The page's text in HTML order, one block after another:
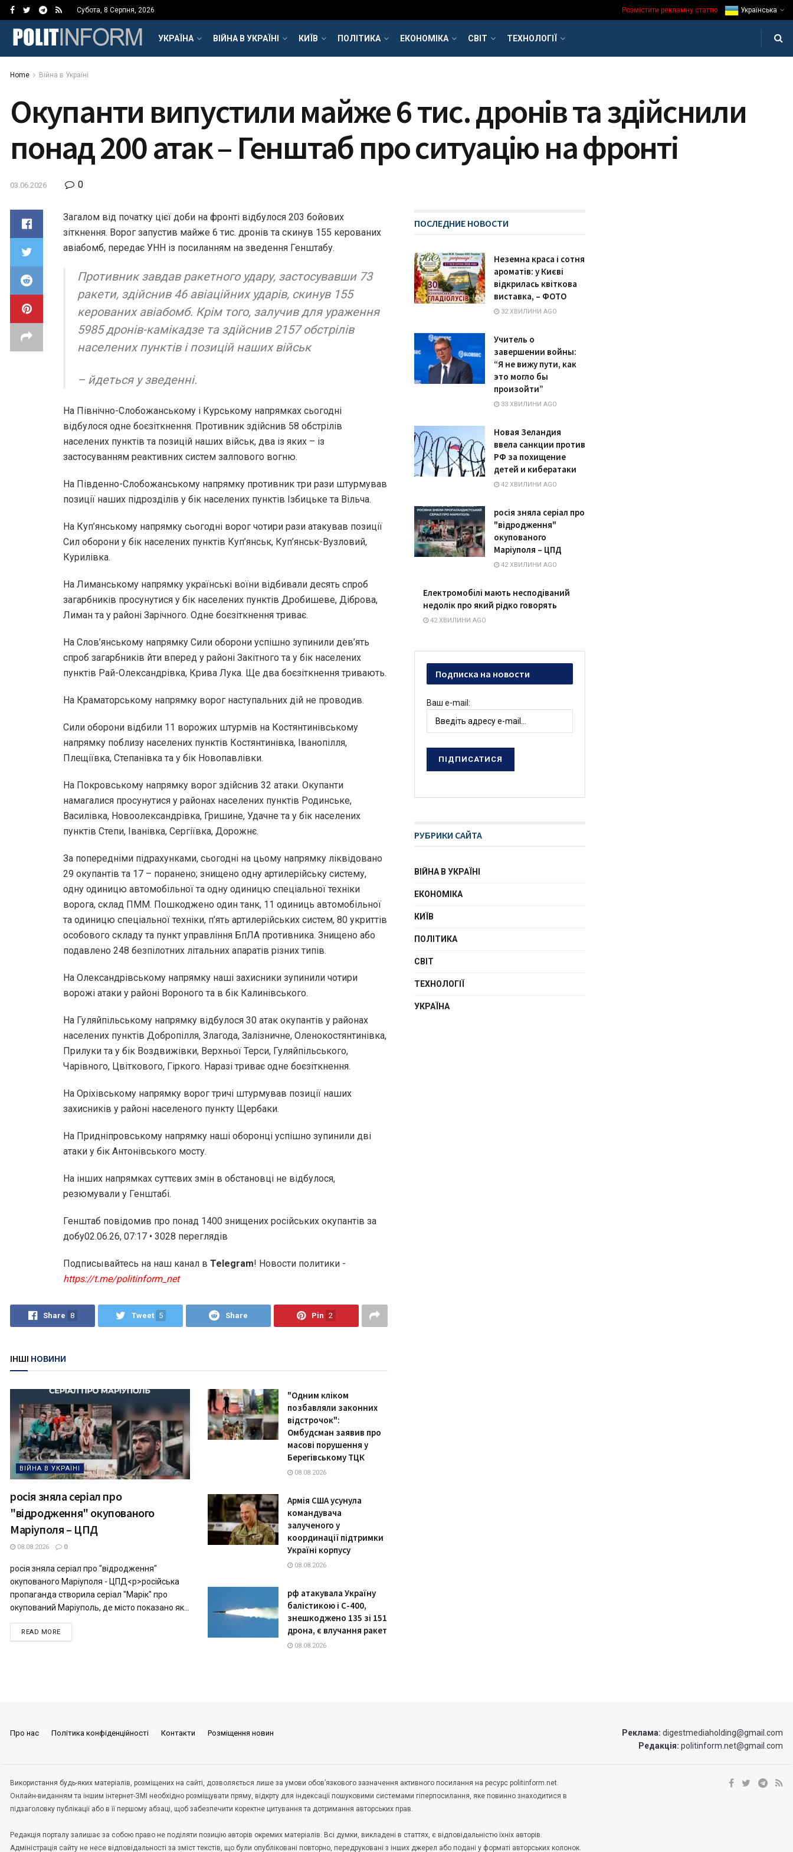
Субота, 8 Серпня, 2026 Розмістити рекламну статтю Українська
УКРАЇНА ВІЙНА В УКРАЇНІ КИЇВ ПОЛІТИКА ЕКОНОМІКА СВІТ ТЕХНОЛОГІЇ
Home Війна в Україні
Окупанти випустили майже 6 тис. дронів та здійснили
понад 200 атак – Генштаб про ситуацію на фронті
03.06.2026 0
Загалом від початку цієї доби на фронті відбулося 203 бойових
зіткнення. Ворог запустив майже 6 тис. дронів та скинув 155 керованих
авіабомб, передає УНН із посиланням на зведення Генштабу.
Противник завдав ракетного удару, застосувавши 73
ракети, здійснив 46 авіаційних ударів, скинув 155
керованих авіабомб. Крім того, залучив для ураження
5985 дронів-камікадзе та здійснив 2157 обстрілів
населених пунктів і позицій наших військ
– йдеться у зведенні.
На Північно-Слобожанському і Курському напрямках сьогодні
відбулося одне боєзіткнення. Противник здійснив 58 обстрілів
населених пунктів та позицій наших військ, два із яких – із
застосуванням реактивних систем залпового вогню.
На Південно-Слобожанському напрямку противник три рази штурмував
позиції наших підрозділів у бік населених пунктів Ізбицьке та Вільча.
На Куп’янському напрямку сьогодні ворог чотири рази атакував позиції
Сил оборони у бік населених пунктів Куп’янськ, Куп’янськ-Вузловий,
Курилівка.
На Лиманському напрямку українські воїни відбивали десять спроб
загарбників просунутися у бік населених пунктів Дробишеве, Діброва,
Лиман та у районі Зарічного. Одне боєзіткнення триває.
На Слов’янському напрямку Сили оборони успішно зупинили дев’ять
спроб загарбників йти вперед у районі Закітного та у бік населених
пунктів Рай-Олександрівка, Крива Лука. Ще два боєзіткнення тривають.
На Краматорському напрямку ворог наступальних дій не проводив.
Сили оборони відбили 11 ворожих штурмів на Костянтинівському
напрямку поблизу населених пунктів Костянтинівка, Іванопілля,
Плещіївка, Степанівка та у бік Новопавлівки.
На Покровському напрямку ворог здійснив 32 атаки. Окупанти
намагалися просунутися у районах населених пунктів Родинське,
Василівка, Новоолександрівка, Гришине, Удачне та у бік населених
пунктів Степи, Іванівка, Сергіївка, Дорожнє.
За попередніми підрахунками, сьогодні на цьому напрямку ліквідовано
29 окупантів та 17 – поранено; знищено одну артилерійську систему,
одну одиницю автомобільної та одну одиницю спеціальної техніки
ворога, склад ПММ. Пошкоджено один танк, 11 одиниць автомобільної
та одиницю спеціальної техніки, п’ять артилерійських систем, 80 укриттів
особового складу та пункт управління БпЛА противника. Знищено або
подавлено 248 безпілотних літальних апаратів різних типів.
На Олександрівському напрямку наші захисники зупинили чотири
ворожі атаки у районі Вороного та в бік Калинівського.
На Гуляйпільському напрямку відбулося 30 атак окупантів у районах
населених пунктів Добропілля, Злагода, Залізничне, Оленокостянтинівка,
Прилуки та у бік Воздвижівки, Верхньої Терси, Гуляйпільського,
Чарівного, Цвіткового, Гіркого. Наразі триває одне боєзіткнення.
На Оріхівському напрямку ворог тричі штурмував позиції наших
захисників у районі населеного пункту Щербаки.
На Придніпровському напрямку наші оборонці успішно зупинили дві
атаки у бік Антонівського мосту.
На інших напрямках суттєвих змін в обстановці не відбулося,
резюмували у Генштабі.
Генштаб повідомив про понад 1400 знищених російських окупантів за
добу02.06.26, 07:17 • 3028 переглядiв
Подписывайтесь на наш канал в Telegram! Новости политики -
https://t.me/politinform_net
Share 8 Tweet 5 Share Pin 2
ІНШІ НОВИНИ
ВІЙНА В УКРАЇНІ
росія зняла серіал про
"відродження" окупованого
Маріуполя – ЦПД
08.08.2026 0
росія зняла серіал про "відродження"
окупованого Маріуполя - ЦПД<p>російська
пропаганда створила серіал "Марік" про
окупований Маріуполь, де місто показано як...
READ MORE
"Одним кліком
позбавляли законних
відстрочок":
Омбудсман заявив про
масові порушення у
Берегівському ТЦК
08.08.2026
Армія США усунула
командувача
залученого у
координації підтримки
Україні корпусу
08.08.2026
рф атакувала Україну
балістикою і С-400,
знешкоджено 135 зі 151
дрона, є влучання ракет
08.08.2026
ПОСЛЕДНИЕ НОВОСТИ
Неземна краса і сотня
ароматів: у Києві
відкрилась квіткова
виставка, – ФОТО
32 ХВИЛИНИ AGO
Учитель о
завершении войны:
“Я не вижу пути, как
это могло бы
произойти”
33 ХВИЛИНИ AGO
Новая Зеландия
ввела санкции против
РФ за похищение
детей и кибератаки
42 ХВИЛИНИ AGO
росія зняла серіал про
"відродження"
окупованого
Маріуполя – ЦПД
42 ХВИЛИНИ AGO
Електромобілі мають несподіваний
недолік про який рідко говорять
42 ХВИЛИНИ AGO
Подписка на новости
Ваш e-mail:
РУБРИКИ САЙТА
ВІЙНА В УКРАЇНІ
ЕКОНОМІКА
КИЇВ
ПОЛІТИКА
СВІТ
ТЕХНОЛОГІЇ
УКРАЇНА
Про нас Політика конфіденційності Контакти Розміщення новин Реклама: digestmediaholding@gmail.com
Редакція: politinform.net@gmail.com
Використання будь-яких матеріалів, розміщених на сайті, дозволяється лише за умови обов’язкового зазначення активного посилання на ресурс politinform.net.
Онлайн-виданням та іншим інтернет-ЗМІ необхідно розміщувати пряму, відкрту для індексації пошуковими системами гіперпосилання, яке повинно знаходитися в
підзаголовку публікації або в її першому абзаці, щоб забезпечити коректне цитування та дотримання авторських прав.
Редакція порталу залишає за собою право не поділяти позицію авторів окремих матеріалів. Всі думки, викладені в статтях, є відповідальністю їхніх авторів.
Адміністрація сайту не несе відповідальності за зміст текстів, що були опубліковані повторно, передруковані з інших джерел або подані у форматі авторських колонок.